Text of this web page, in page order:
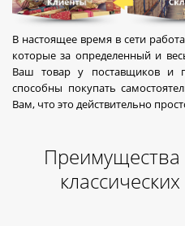
В настоящее время в сети
которые за определенный и
Ваш товар у поставщиков и
способны покупать
Вам, что это действительно
Преимущества